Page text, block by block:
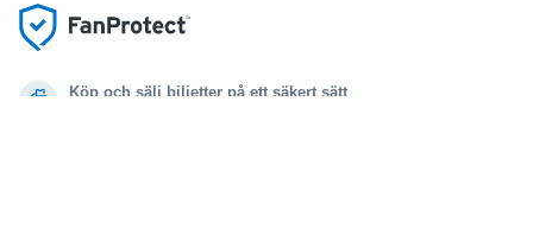
Köp och sälj biljetter på ett säkert sätt